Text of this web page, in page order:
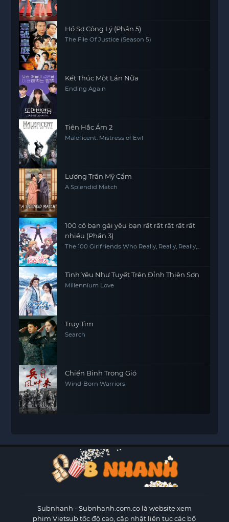
Hồ Sơ Công Lý (Phần 5)
The File Of Justice (Season 5)
Kết Thúc Một Lần Nữa
Ending Again
Tiên Hắc Ám 2
Maleficent: Mistress of Evil
Lương Trần Mỹ Cẩm
A Splendid Match
100 cô bạn gái yêu bạn rất rất rất rất rất
nhiều (Phần 3)
The 100 Girlfriends Who Really, Really, Really,
Tình Yêu Như Tuyết Trên Đỉnh Thiên Sơn
Millennium Love
Truy Tìm
Search
Chiến Binh Trong Gió
Wind-Born Warriors
Subnhanh - Subnhanh.com.co là website xem
phim Vietsub tốc độ cao, cập nhật liên tục các bộ